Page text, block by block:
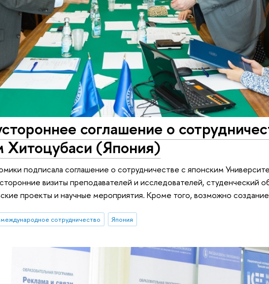
соглашение о
Хитоцубаси (Япония)
подписала соглашение о сотрудничестве с японским
визиты преподавателей и исследователей, студенческий
проекты и научные мероприятия. Кроме того, возможно
международное сотрудничество Япония